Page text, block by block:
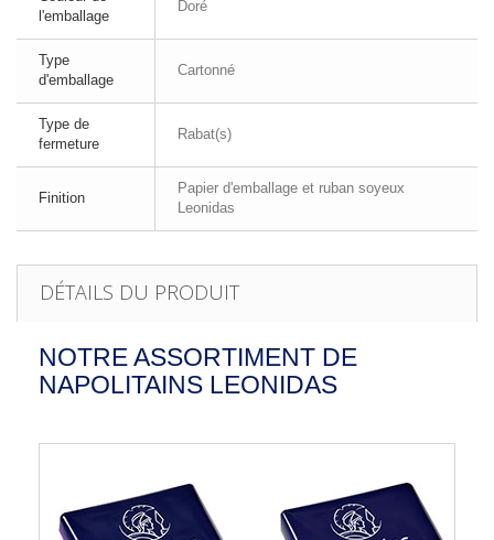
l'emballage
Doré
Type
d'emballage
Cartonné
Type de
fermeture
Rabat(s)
Finition
Papier d'emballage et ruban soyeux
Leonidas
DÉTAILS DU PRODUIT
NOTRE ASSORTIMENT DE
NAPOLITAINS LEONIDAS